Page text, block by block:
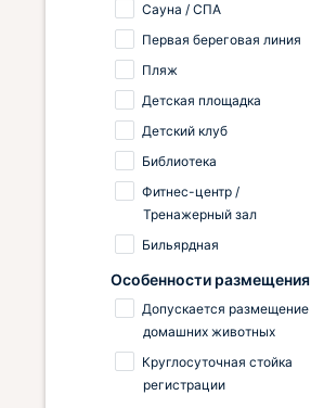
Сауна / СПА
Первая береговая линия
Пляж
Детская площадка
Детский клуб
Библиотека
Фитнес-центр /
Тренажерный зал
Бильярдная
Особенности размещения
Допускается размещение
домашних животных
Круглосуточная стойка
регистрации